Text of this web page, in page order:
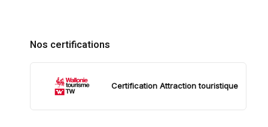
Nos certifications
Certification Attraction touristique